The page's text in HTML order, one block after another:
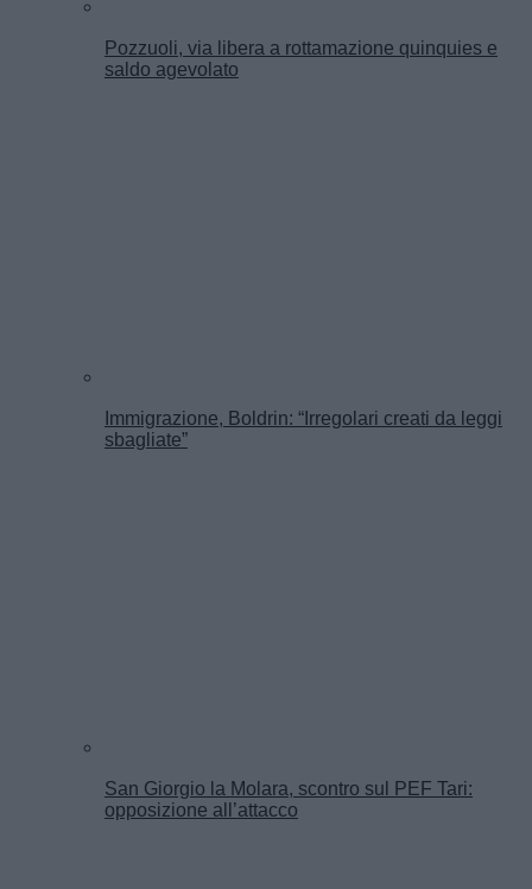
Pozzuoli, via libera a rottamazione quinquies e
saldo agevolato
Immigrazione, Boldrin: “Irregolari creati da leggi
sbagliate”
San Giorgio la Molara, scontro sul PEF Tari:
opposizione all’attacco